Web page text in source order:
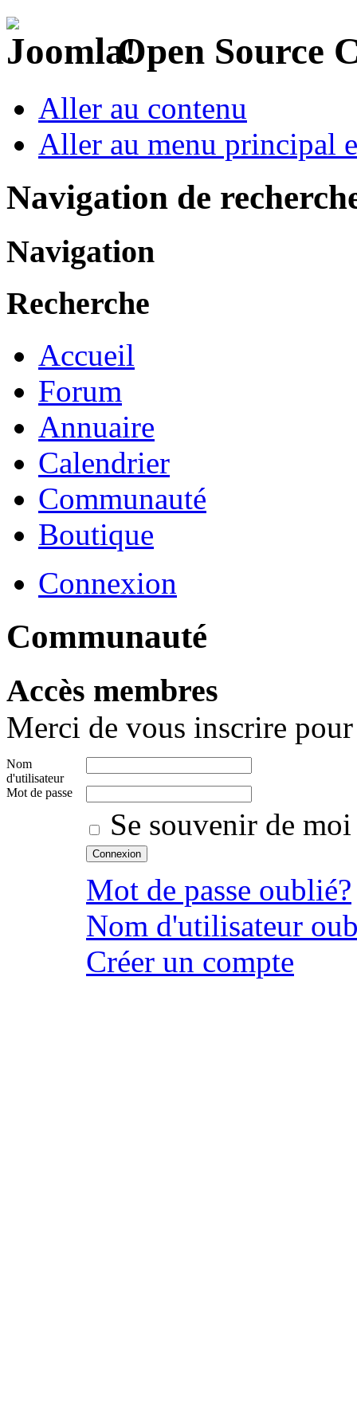
Open Source
Aller au contenu
Aller au menu principal
Navigation de
Navigation
Recherche
Accueil
Forum
Annuaire
Calendrier
Communauté
Boutique
Connexion
Communauté
Accès membres
Merci de vous inscrire
Nom
d'utilisateur
Mot de passe
Se souvenir de moi
Mot de passe oublié?
Nom d'utilisateur
Créer un compte